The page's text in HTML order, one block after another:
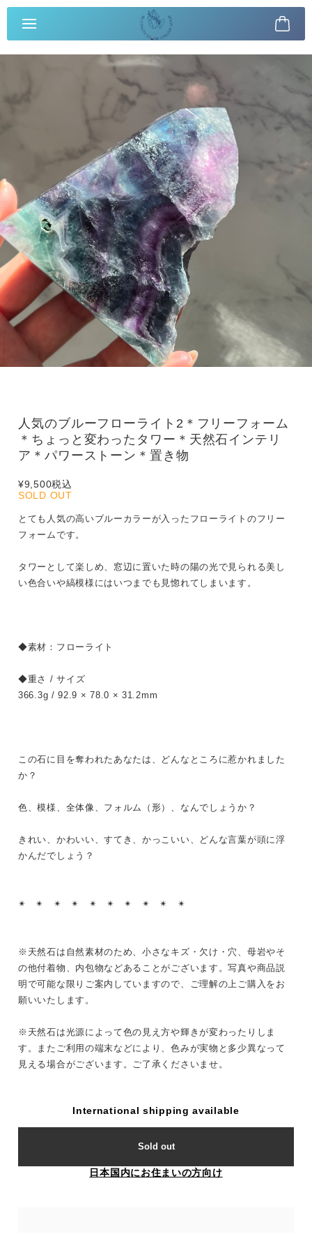
人気のブルーフローライト2＊フリーフォーム
＊ちょっと変わったタワー＊天然石インテリ
ア＊パワーストーン＊置き物
¥9,500税込
SOLD OUT
とても人気の高いブルーカラーが入ったフローライトのフリー
フォームです。
タワーとして楽しめ、窓辺に置いた時の陽の光で見られる美し
い色合いや縞模様にはいつまでも見惚れてしまいます。
◆素材：フローライト
◆重さ / サイズ
366.3g / 92.9 × 78.0 × 31.2mm
この石に目を奪われたあなたは、どんなところに惹かれました
か？
色、模様、全体像、フォルム（形）、なんでしょうか？
きれい、かわいい、すてき、かっこいい、どんな言葉が頭に浮
かんだでしょう？
✴︎ ✴︎ ✴︎ ✴︎ ✴︎ ✴︎ ✴︎ ✴︎ ✴︎ ✴︎
※天然石は自然素材のため、小さなキズ・欠け・穴、母岩やそ
の他付着物、内包物などあることがございます。写真や商品説
明で可能な限りご案内していますので、ご理解の上ご購入をお
願いいたします。
※天然石は光源によって色の見え方や輝きが変わったりしま
す。またご利用の端末などにより、色みが実物と多少異なって
見える場合がございます。ご了承くださいませ。
International shipping available
Sold out
日本国内にお住まいの方向け